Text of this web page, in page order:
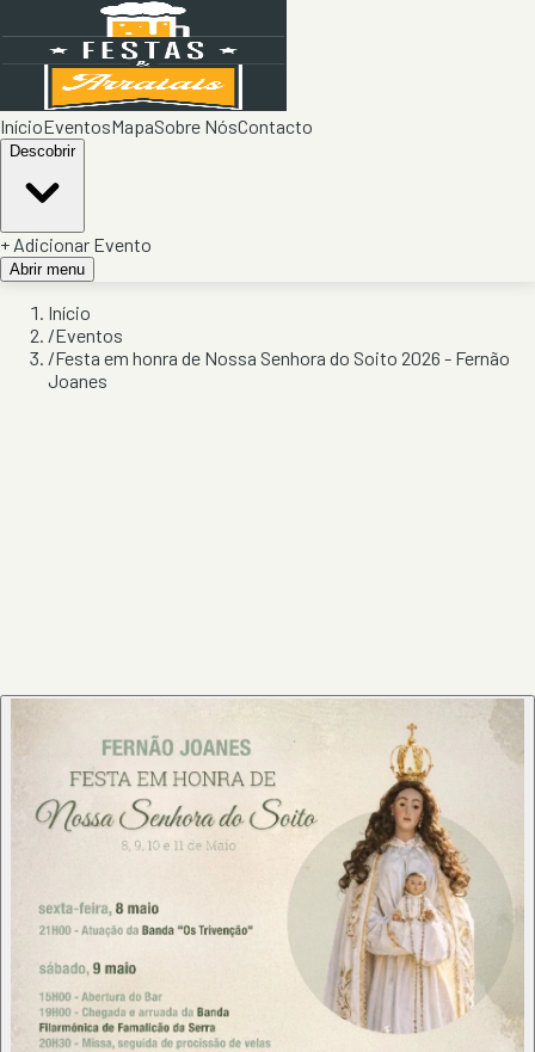
InícioEventosMapaSobre NósContacto
Descobrir
+ Adicionar Evento
Abrir menu
Início
/Eventos
/Festa em honra de Nossa Senhora do Soito 2026 - Fernão
Joanes